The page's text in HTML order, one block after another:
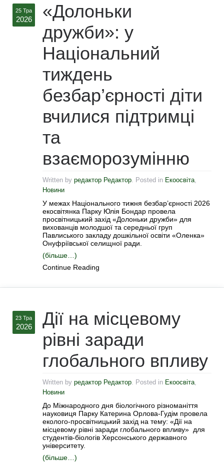
25 Тра
2026
«Долоньки
дружби»: у
Національний
тиждень
безбар’єрності діти
вчилися підтримці
та
взаєморозумінню
Written by редактор Редактор . Posted in Екоосвіта
Новини
У межах Національного тижня безбар’єрності 2026
екосвітянка Парку Юлія Бондар провела
просвітницький захід «Долоньки дружби» для
вихованців молодшої та середньої груп
Павлиського закладу дошкільної освіти «Оленка»
Онуфріївської селищної ради.
(більше…)
Continue Reading
23 Тра
2026
Дії на місцевому
рівні заради
глобального впливу
Written by редактор Редактор . Posted in Екоосвіта
Новини
До Міжнародного дня біологічного різноманіття
науковиця Парку Катерина Орлова-Гудім провела
еколого-просвітницький захід на тему: «Дії на
місцевому рівні заради глобального впливу» для
студентів-біологів Херсонського державного
університету.
(більше…)